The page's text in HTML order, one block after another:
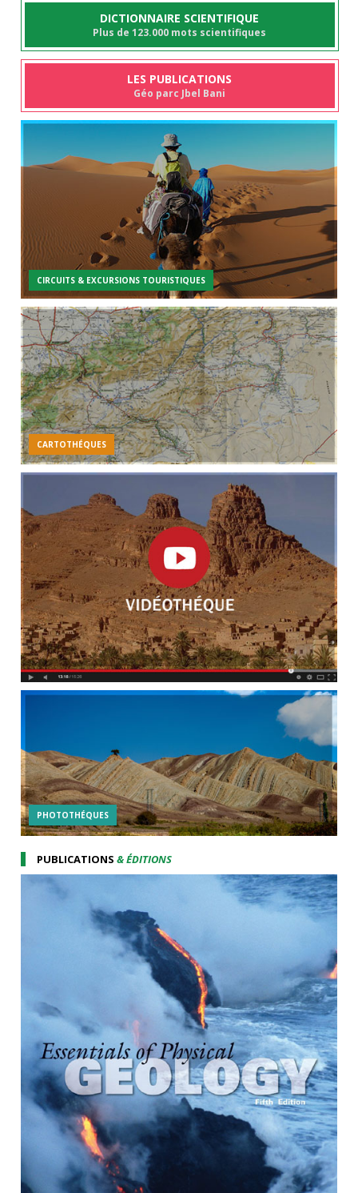
DICTIONNAIRE SCIENTIFIQUE
Plus de 123.000 mots scientifiques
LES PUBLICATIONS
Géo parc Jbel Bani
CIRCUITS & EXCURSIONS TOURISTIQUES
CARTOTHÉQUES
PHOTOTHÉQUES
PUBLICATIONS& ÉDITIONS